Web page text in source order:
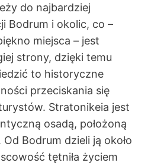
do najbardziej
Bodrum i okolic, co –
miejsca – jest
strony, dzięki temu
to historyczne
przeciskania się
Stratonikeia jest
osadą, położoną
Bodrum dzieli ją około
tętniła życiem